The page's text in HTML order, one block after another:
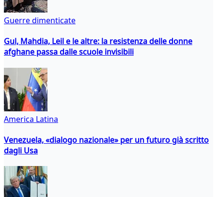
Guerre dimenticate
Gul, Mahdia, Leil e le altre: la resistenza delle donne
afghane passa dalle scuole invisibili
America Latina
Venezuela, «dialogo nazionale» per un futuro già scritto
dagli Usa